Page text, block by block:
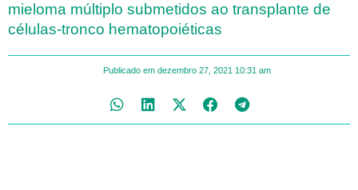
mieloma múltiplo submetidos ao transplante de
células-tronco hematopoiéticas
Publicado em dezembro 27, 2021 10:31 am